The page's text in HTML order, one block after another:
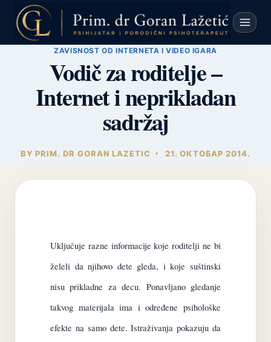
content
ZAVISNOST OD INTERNETA I VIDEO IGARA
Vodič za roditelje –
Internet i neprikladan
sadržaj
BY PRIM. DR GORAN LAZETIC 21. ОКТОБАР 2014.
Uključuje razne informacije koje roditelji ne bi
želeli da njihovo dete gleda, i koje suštinski
nisu prikladne za decu. Ponavljano gledanje
takvog materijala ima i određene psihološke
efekte na samo dete. Istraživanja pokazuju da